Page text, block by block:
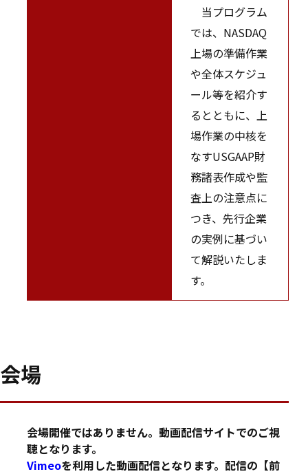
当プログラム
では、NASDAQ
上場の準備作業
や全体スケジュ
ール等を紹介す
るとともに、上
場作業の中核を
なすUSGAAP財
務諸表作成や監
査上の注意点に
つき、先行企業
の実例に基づい
て解説いたしま
す。
会場
会場開催ではありません。動画配信サイトでのご視
聴となります。
Vimeoを利用した動画配信となります。配信の【前